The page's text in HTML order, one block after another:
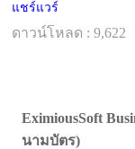
แชร์แวร์
ดาวน์โหลด : 9,622
EximiousSoft
นามบัตร)